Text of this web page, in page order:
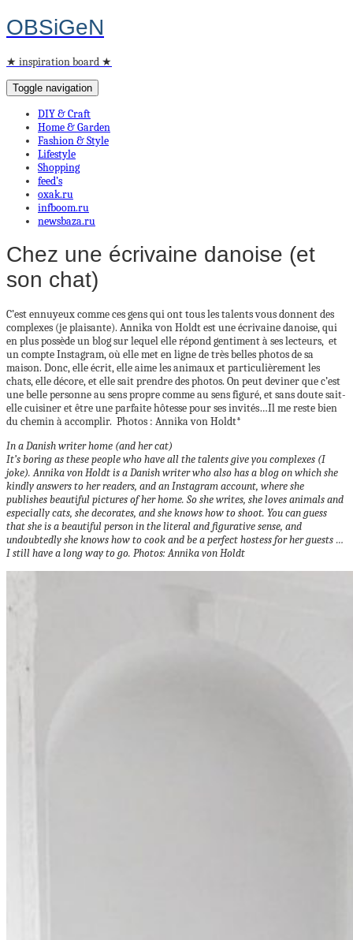
OBSiGeN
★ inspiration board ★
Toggle navigation
DIY & Craft
Home & Garden
Fashion & Style
Lifestyle
Shopping
feed’s
oxak.ru
infboom.ru
newsbaza.ru
Chez une écrivaine danoise (et
son chat)
C’est ennuyeux comme ces gens qui ont tous les talents vous donnent des
complexes (je plaisante). Annika von Holdt est une écrivaine danoise, qui
en plus possède un blog sur lequel elle répond gentiment à ses lecteurs, et
un compte Instagram, où elle met en ligne de très belles photos de sa
maison. Donc, elle écrit, elle aime les animaux et particulièrement les
chats, elle décore, et elle sait prendre des photos. On peut deviner que c’est
une belle personne au sens propre comme au sens figuré, et sans doute sait-
elle cuisiner et être une parfaite hôtesse pour ses invités…Il me reste bien
du chemin à accomplir. Photos : Annika von Holdt*
In a Danish writer home (and her cat)
It’s boring as these people who have all the talents give you complexes (I
joke). Annika von Holdt is a Danish writer who also has a blog on which she
kindly answers to her readers, and an Instagram account, where she
publishes beautiful pictures of her home. So she writes, she loves animals and
especially cats, she decorates, and she knows how to shoot. You can guess
that she is a beautiful person in the literal and figurative sense, and
undoubtedly she knows how to cook and be a perfect hostess for her guests …
I still have a long way to go. Photos: Annika von Holdt